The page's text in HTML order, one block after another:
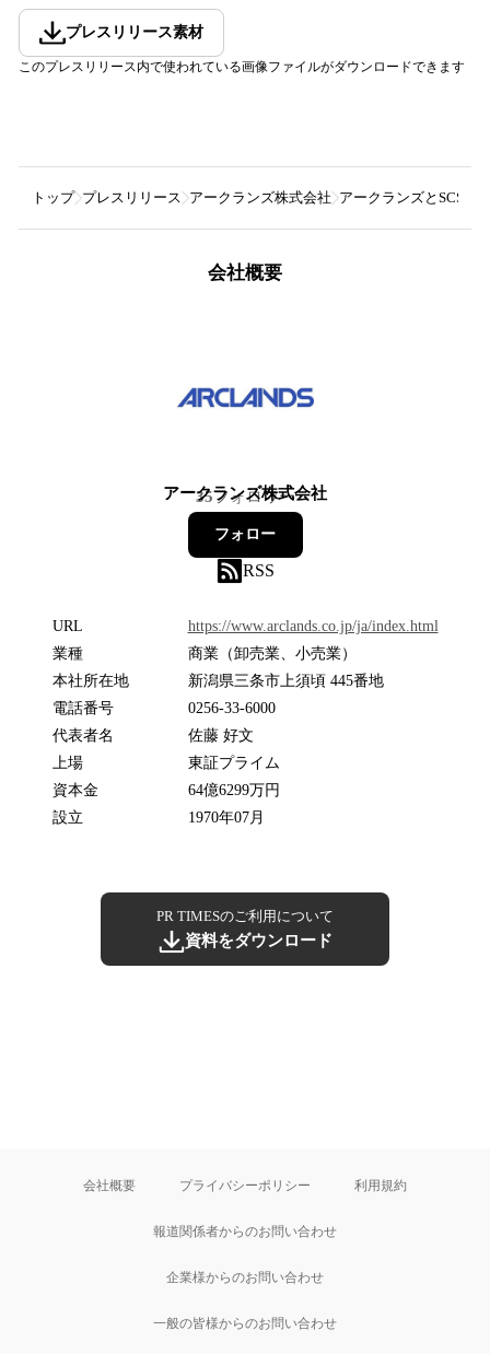
プレスリリース素材
このプレスリリース内で使われている画像ファイルがダウンロードできます
トップ プレスリリース アークランズ株式会社 アークランズとSCSK
会社概要
アークランズ株式会社
35フォロワー
フォロー
RSS
URL
https://www.arclands.co.jp/ja/index.html
業種
商業（卸売業、小売業）
本社所在地
新潟県三条市上須頃 445番地
電話番号
0256-33-6000
代表者名
佐藤 好文
上場
東証プライム
資本金
64億6299万円
設立
1970年07月
PR TIMESのご利用について
資料をダウンロード
会社概要 プライバシーポリシー 利用規約
報道関係者からのお問い合わせ
企業様からのお問い合わせ
一般の皆様からのお問い合わせ